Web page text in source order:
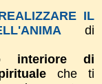
IL
di
interiore di
che ti